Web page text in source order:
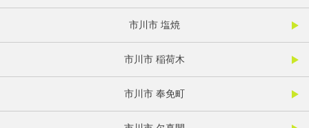
市川市 塩焼
市川市 稲荷木
市川市 奉免町